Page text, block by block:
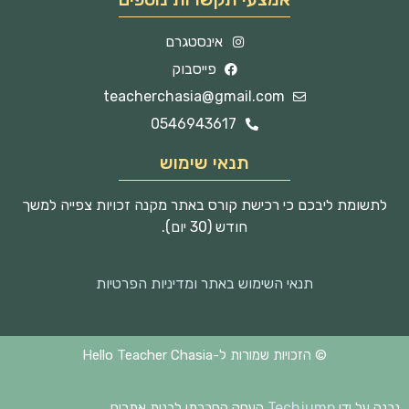
אינסטגרם
פייסבוק
teacherchasia@gmail.com
0546943617
תנאי שימוש
לתשומת ליבכם כי רכישת קורס באתר מקנה זכויות צפייה למשך
חודש (30 יום).
תנאי השימוש באתר ומדיניות הפרטיות
© הזכויות שמורות ל-Hello Teacher Chasia